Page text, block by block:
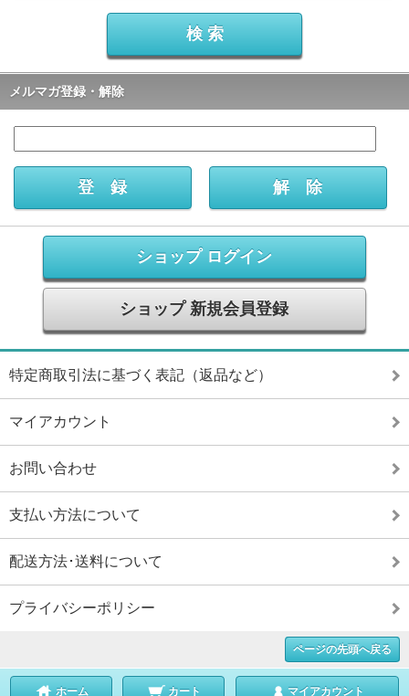
メルマガ登録・解除
ショップ ログイン
ショップ 新規会員登録
特定商取引法に基づく表記（返品など）
マイアカウント
お問い合わせ
支払い方法について
配送方法･送料について
プライバシーポリシー
ページの先頭へ戻る
ホーム カート マイアカウント